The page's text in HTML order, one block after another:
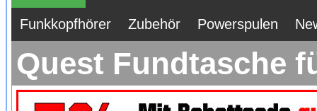
Funkkopfhörer Zubehör Powerspulen
Quest Fundtasche